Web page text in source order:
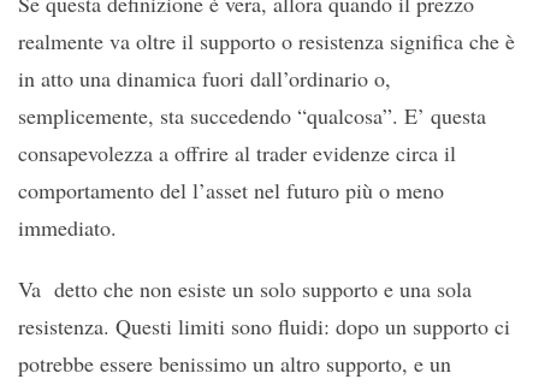
realmente va oltre il supporto o resistenza significa che è
in atto una dinamica fuori dall’ordinario o,
semplicemente, sta succedendo “qualcosa”. E’ questa
consapevolezza a offrire al trader evidenze circa il
comportamento del l’asset nel futuro più o meno
immediato.
Va detto che non esiste un solo supporto e una sola
resistenza. Questi limiti sono fluidi: dopo un supporto ci
potrebbe essere benissimo un altro supporto, e un